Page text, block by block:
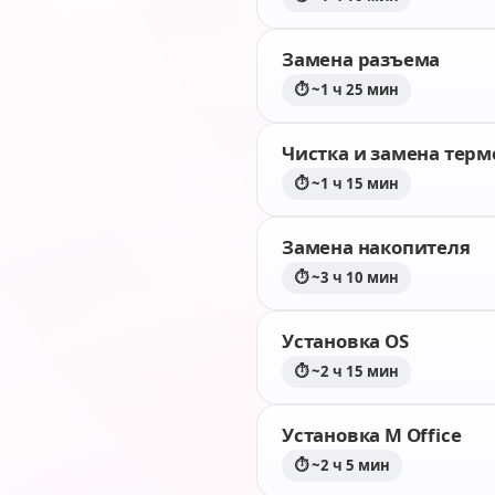
Замена разъема
⏱ ~1 ч 25 мин
Чистка и замена
⏱ ~1 ч 15 мин
Замена накопителя
⏱ ~3 ч 10 мин
Установка OS
⏱ ~2 ч 15 мин
Установка M Office
⏱ ~2 ч 5 мин